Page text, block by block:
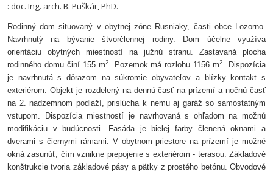
: doc. Ing. arch. B. Puškár, PhD.
Rodinný dom situovaný v obytnej zóne Rusniaky, časti obce Lozorno.
Navrhnutý na bývanie štvorčlennej rodiny. Dom účelne využíva
orientáciu obytných miestností na južnú stranu. Zastavaná plocha
rodinného domu činí 155 m2. Pozemok má rozlohu 1156 m2. Dispozícia
je navrhnutá s dôrazom na súkromie obyvateľov a blízky kontakt s
exteriérom. Objekt je rozdelený na dennú časť na prízemí a nočnú časť
na 2. nadzemnom podlaží, prislúcha k nemu aj garáž so samostatným
vstupom. Dispozícia miestností je navrhovaná s ohľadom na možnú
modifikáciu v budúcnosti. Fasáda je bielej farby členená oknami a
dverami s čiernymi rámami. V obytnom priestore na prízemí je možné
okná zasunúť, čím vznikne prepojenie s exteriérom - terasou. Základové
konštrukcie tvoria základové pásy a pätky z prostého betónu. Obvodové